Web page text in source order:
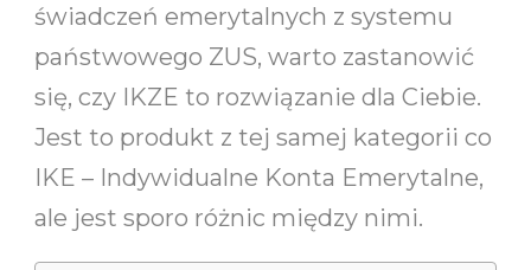
świadczeń emerytalnych z systemu
państwowego ZUS, warto zastanowić
się, czy IKZE to rozwiązanie dla Ciebie.
Jest to produkt z tej samej kategorii co
IKE – Indywidualne Konta Emerytalne,
ale jest sporo różnic między nimi.